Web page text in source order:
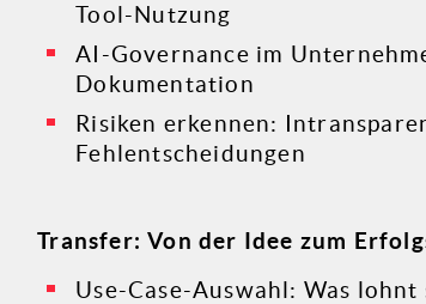
Tool-Nutzung
AI-Governance im
Dokumentation
Risiken erkennen:
Fehlentscheidungen
Transfer: Von der Idee zum
Use-Case-Auswahl: Was lohnt